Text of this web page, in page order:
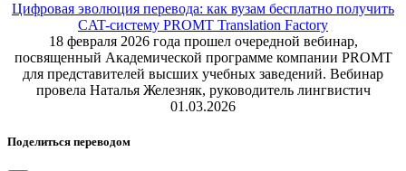
Цифровая эволюция перевода: как вузам бесплатно получить
CAT-систему PROMT Translation Factory
18 февраля 2026 года прошел очередной вебинар,
посвященный Академической программе компании PROMT
для представителей высших учебных заведений. Вебинар
провела Наталья Железняк, руководитель лингвистич
01.03.2026
Поделиться переводом